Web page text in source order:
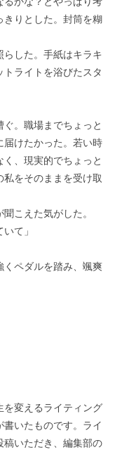
きりとした。封筒を糊
した。手紙はキラキ
ライトを浴びたスタ
。職場までちょっと
届けたかった。若い時
、現実的でちょっと
をそのままを受け取
こえた気がした。
て」
くペダルを踏み、颯爽
を変えるライティング
いたものです。ライ
稿いただき、編集部の